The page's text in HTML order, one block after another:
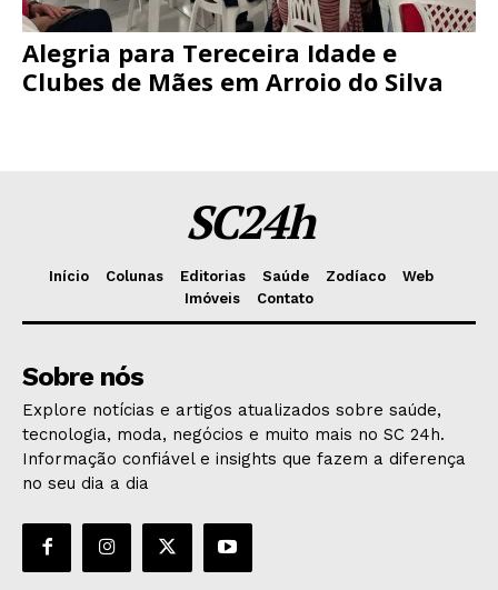
Alegria para Tereceira Idade e
Clubes de Mães em Arroio do Silva
SC24h
Início Colunas Editorias Saúde Zodíaco
Web
Imóveis
Contato
Sobre nós
Explore notícias e artigos atualizados sobre saúde,
tecnologia, moda, negócios e muito mais no SC 24h.
Informação confiável e insights que fazem a diferença
no seu dia a dia